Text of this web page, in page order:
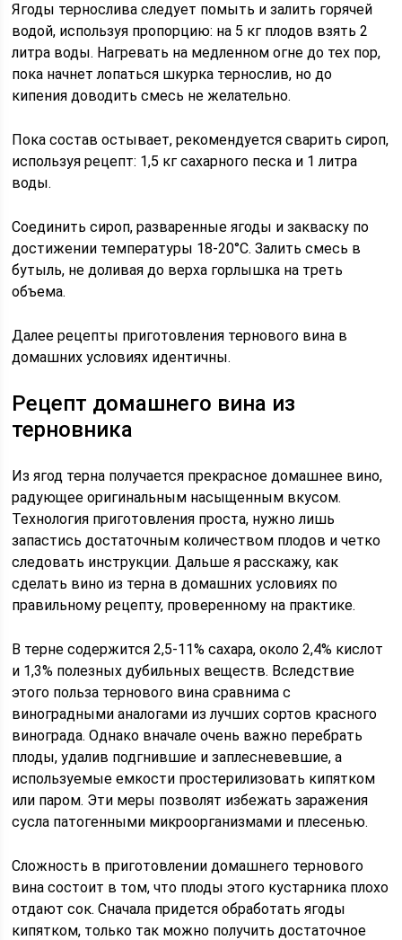
Ягоды тернослива следует помыть и залить горячей
водой, используя пропорцию: на 5 кг плодов взять 2
литра воды. Нагревать на медленном огне до тех пор,
пока начнет лопаться шкурка тернослив, но до
кипения доводить смесь не желательно.
Пока состав остывает, рекомендуется сварить сироп,
используя рецепт: 1,5 кг сахарного песка и 1 литра
воды.
Соединить сироп, разваренные ягоды и закваску по
достижении температуры 18-20°С. Залить смесь в
бутыль, не доливая до верха горлышка на треть
объема.
Далее рецепты приготовления тернового вина в
домашних условиях идентичны.
Рецепт домашнего вина из
терновника
Из ягод терна получается прекрасное домашнее вино,
радующее оригинальным насыщенным вкусом.
Технология приготовления проста, нужно лишь
запастись достаточным количеством плодов и четко
следовать инструкции. Дальше я расскажу, как
сделать вино из терна в домашних условиях по
правильному рецепту, проверенному на практике.
В терне содержится 2,5-11% сахара, около 2,4% кислот
и 1,3% полезных дубильных веществ. Вследствие
этого польза тернового вина сравнима с
виноградными аналогами из лучших сортов красного
винограда. Однако вначале очень важно перебрать
плоды, удалив подгнившие и заплесневевшие, а
используемые емкости простерилизовать кипятком
или паром. Эти меры позволят избежать заражения
сусла патогенными микроорганизмами и плесенью.
Сложность в приготовлении домашнего тернового
вина состоит в том, что плоды этого кустарника плохо
отдают сок. Сначала придется обработать ягоды
кипятком, только так можно получить достаточное